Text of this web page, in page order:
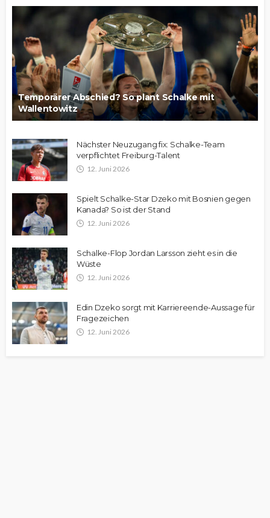
Temporärer Abschied? So plant Schalke mit
Wallentowitz
Nächster Neuzugang fix: Schalke-Team
verpflichtet Freiburg-Talent
12. Juni 2026
Spielt Schalke-Star Dzeko mit Bosnien gegen
Kanada? So ist der Stand
12. Juni 2026
Schalke-Flop Jordan Larsson zieht es in die
Wüste
12. Juni 2026
Edin Dzeko sorgt mit Karriereende-Aussage für
Fragezeichen
12. Juni 2026